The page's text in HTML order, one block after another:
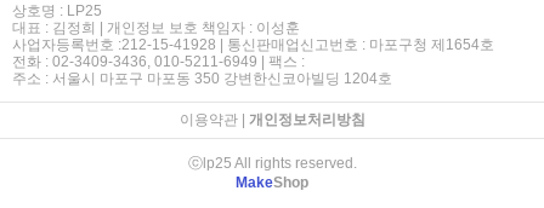
상호명 : LP25
대표 : 김정희 | 개인정보 보호 책임자 : 이성훈
사업자등록번호 :212-15-41928 | 통신판매업신고번호 : 마포구청 제1654호
전화 : 02-3409-3436, 010-5211-6949 | 팩스 :
주소 : 서울시 마포구 마포동 350 강변한신코아빌딩 1204호
이용약관| 개인정보처리방침
ⓒlp25 All rights reserved.
MakeShop